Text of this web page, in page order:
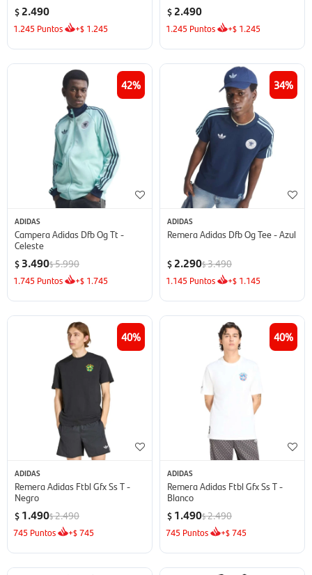
$ 2.490
1.245 Puntos +$ 1.245
$ 2.490
1.245 Puntos +$ 1.245
42
ADIDAS
Campera Adidas Dfb Og Tt -
Celeste
$ 3.490$5.990
1.745 Puntos +$ 1.745
34
ADIDAS
Remera Adidas Dfb Og Tee - Azul
$ 2.290$3.490
1.145 Puntos +$ 1.145
40
ADIDAS
Remera Adidas Ftbl Gfx Ss T -
Negro
$ 1.490$2.490
745 Puntos +$745
40
ADIDAS
Remera Adidas Ftbl Gfx Ss T -
Blanco
$ 1.490$2.490
745 Puntos +$745